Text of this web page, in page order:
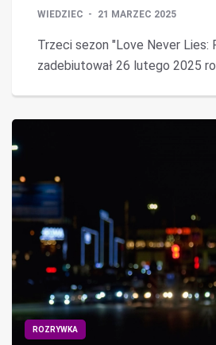
WIEDZIEC 21 MARZEC 2025
Trzeci sezon "Love Never Lies:
zadebiutował 26 lutego 2025
ROZRYWKA